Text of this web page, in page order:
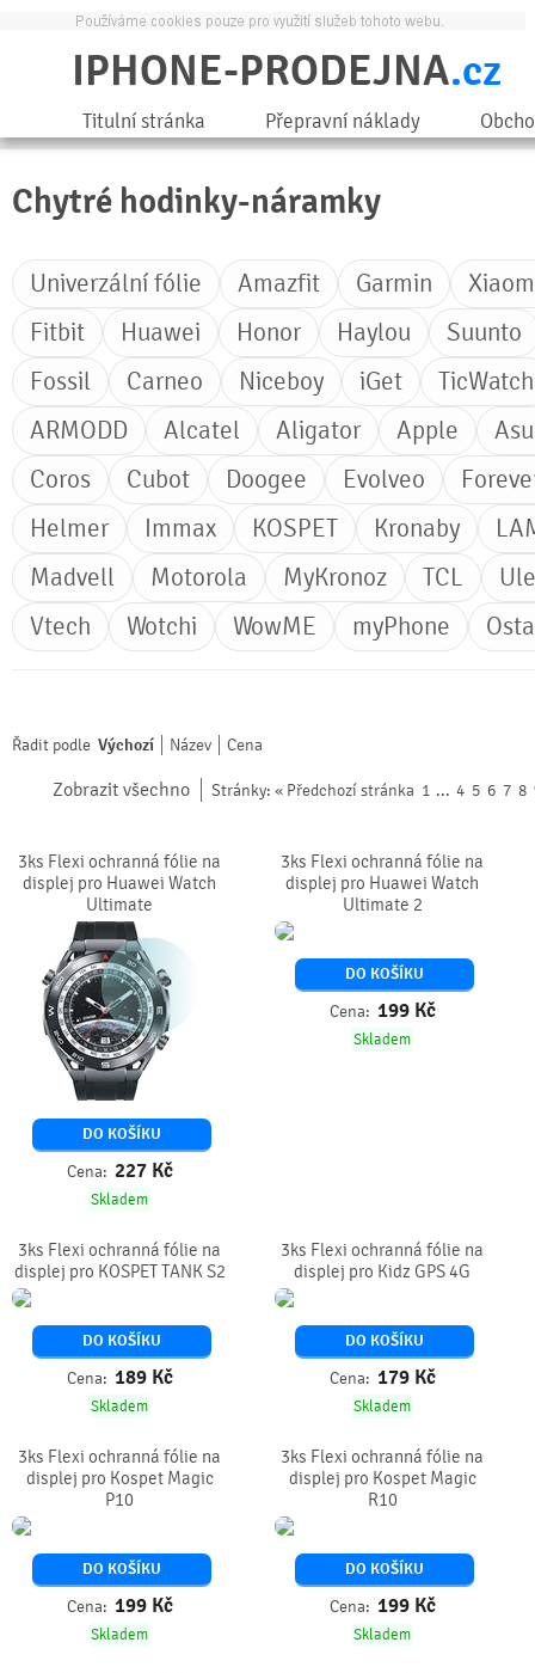
IPHONE-PRODEJNA.cz
Titulní stránka Přepravní náklady
Chytré hodinky-náramky
Univerzální fólie Amazfit Garmin
Fitbit
Huawei Honor Haylou
Suunto
Fossil
Carneo Niceboy iGet
TicWatch
ARMODD
Alcatel Aligator Apple
Coros
Cubot Doogee Evolveo
Helmer
Immax KOSPET Kronaby
Madvell
Motorola MyKronoz TCL
Vtech
Wotchi WowME myPhone
Řadit podle Výchozí Název Cena
Zobrazit všechno Stránky: « Předchozí stránka 1 ... 4 5 6 7 8
3ks Flexi ochranná fólie na
displej pro Huawei Watch
Ultimate
DO KOŠÍKU
Cena: 227 Kč
Skladem
3ks Flexi ochranná fólie na
displej pro Huawei Watch
Ultimate 2
DO KOŠÍKU
Cena: 199 Kč
Skladem
3ks Flexi ochranná fólie na
displej pro KOSPET TANK S2
DO KOŠÍKU
Cena: 189 Kč
Skladem
3ks Flexi ochranná fólie na
displej pro Kidz GPS 4G
DO KOŠÍKU
Cena: 179 Kč
Skladem
3ks Flexi ochranná fólie na
displej pro Kospet Magic
P10
DO KOŠÍKU
Cena: 199 Kč
Skladem
3ks Flexi ochranná fólie na
displej pro Kospet Magic
R10
DO KOŠÍKU
Cena: 199 Kč
Skladem